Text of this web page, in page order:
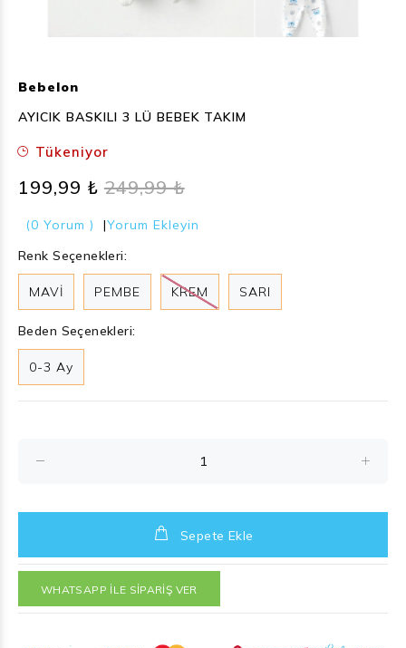
Bebelon
AYICIK BASKILI 3 LÜ BEBEK TAKIM
Tükeniyor
199,99 ₺ 249,99 ₺
(0 Yorum ) |Yorum Ekleyin
Renk Seçenekleri:
MAVİ PEMBE KREM SARI
Beden Seçenekleri:
0-3 Ay
Sepete Ekle
WHATSAPP İLE SİPARİŞ VER